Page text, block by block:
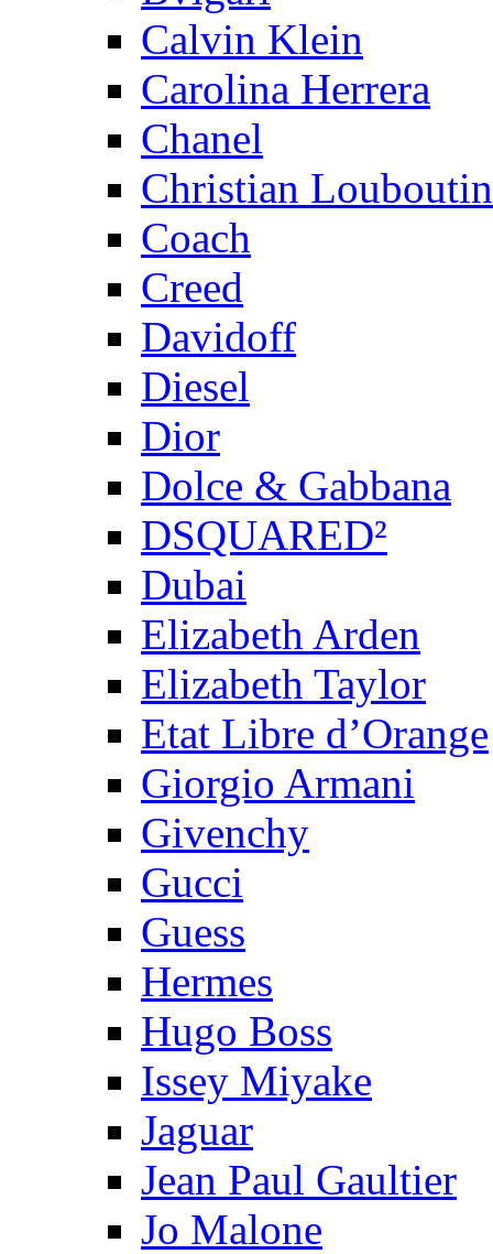
Calvin Klein
Carolina Herrera
Chanel
Christian Louboutin
Coach
Creed
Davidoff
Diesel
Dior
Dolce & Gabbana
DSQUARED²
Dubai
Elizabeth Arden
Elizabeth Taylor
Etat Libre d’Orange
Giorgio Armani
Givenchy
Gucci
Guess
Hermes
Hugo Boss
Issey Miyake
Jaguar
Jean Paul Gaultier
Jo Malone